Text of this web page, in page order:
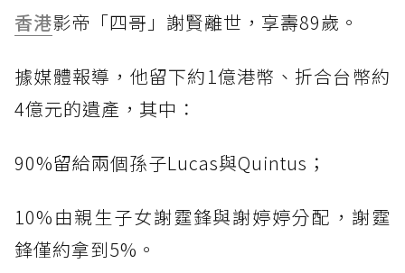
香港影帝「四哥」謝賢離世，享壽89歲。
據媒體報導，他留下約1億港幣、折合台幣約
4億元的遺產，其中：
90%留給兩個孫子Lucas與Quintus；
10%由親生子女謝霆鋒與謝婷婷分配，謝霆
鋒僅約拿到5%。